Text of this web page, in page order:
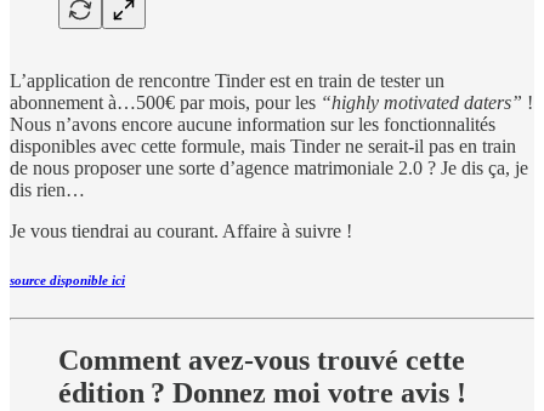
L’application de rencontre Tinder est en train de tester un
abonnement à…500€ par mois, pour les “highly motivated daters” !
Nous n’avons encore aucune information sur les fonctionnalités
disponibles avec cette formule, mais Tinder ne serait-il pas en train
de nous proposer une sorte d’agence matrimoniale 2.0 ? Je dis ça, je
dis rien…
Je vous tiendrai au courant. Affaire à suivre !
source disponible ici
Comment avez-vous trouvé cette
édition ? Donnez moi votre avis !